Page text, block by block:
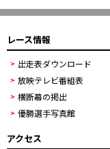
レース情報
出走表ダウンロード
放映テレビ番組表
横断幕の掲出
優勝選手写真館
アクセス